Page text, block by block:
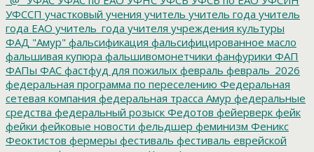
УФССП участковый учения учитель учитель года учитель
года ЕАО учитель_года учителя учреждения культуры
ФАД "Амур" фальсификация фальсифицированное масло
фальшивая купюра фальшивомонетчики фанфурики ФАП
ФАПы ФАС фастфуд для пожилых февраль февраль_2026
федеральная программа по переселению Федеральная
сетевая компания федеральная трасса Амур федеральные
средства федеральный розыск Федотов фейерверк фейк
фейки фейковые новости фельдшер феминизм Феникс
Феоктистов фермеры фестиваль фестиваль еврейской